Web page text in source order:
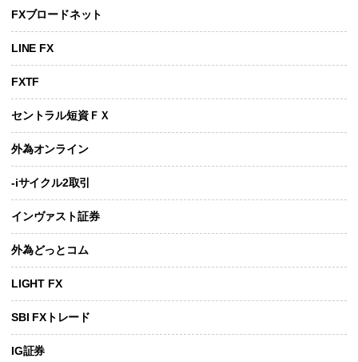
FXブロードネット
LINE FX
FXTF
セントラル短資ＦＸ
外為オンライン
-iサイクル2取引
インヴァスト証券
外為どっとコム
LIGHT FX
SBI FXトレード
IG証券